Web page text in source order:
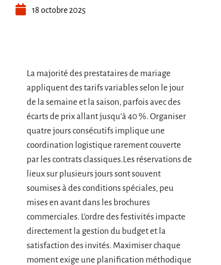
18 octobre 2025
La majorité des prestataires de mariage
appliquent des tarifs variables selon le jour
de la semaine et la saison, parfois avec des
écarts de prix allant jusqu’à 40 %. Organiser
quatre jours consécutifs implique une
coordination logistique rarement couverte
par les contrats classiques.Les réservations de
lieux sur plusieurs jours sont souvent
soumises à des conditions spéciales, peu
mises en avant dans les brochures
commerciales. L’ordre des festivités impacte
directement la gestion du budget et la
satisfaction des invités. Maximiser chaque
moment exige une planification méthodique